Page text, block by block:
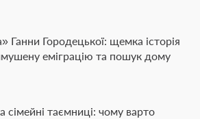
Ганни Городецької: щемка історія
еміграцію та пошук дому
сімейні таємниці: чому варто